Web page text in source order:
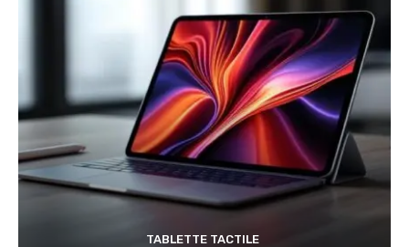
TABLETTE TACTILE